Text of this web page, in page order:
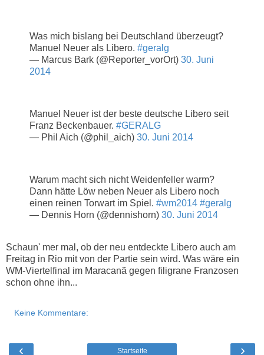
Was mich bislang bei Deutschland überzeugt?
Manuel Neuer als Libero. #geralg
— Marcus Bark (@Reporter_vorOrt) 30. Juni
2014
Manuel Neuer ist der beste deutsche Libero seit
Franz Beckenbauer. #GERALG
— Phil Aich (@phil_aich) 30. Juni 2014
Warum macht sich nicht Weidenfeller warm?
Dann hätte Löw neben Neuer als Libero noch
einen reinen Torwart im Spiel. #wm2014 #geralg
— Dennis Horn (@dennishorn) 30. Juni 2014
Schaun' mer mal, ob der neu entdeckte Libero auch am
Freitag in Rio mit von der Partie sein wird. Was wäre ein
WM-Viertelfinal im Maracanã gegen filigrane Franzosen
schon ohne ihn...
Keine Kommentare:
‹ ›
Startseite